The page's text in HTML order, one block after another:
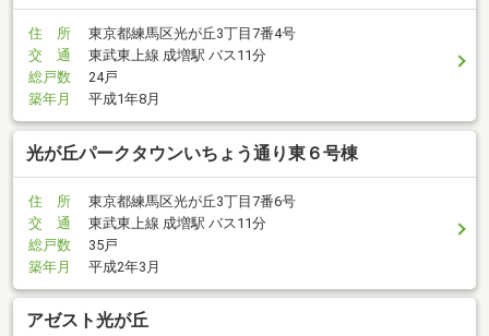
住 所
東京都練馬区光が丘3丁目7番4号
交 通
東武東上線 成増駅 バス11分
総戸数
24戸
築年月
平成1年8月
光が丘パークタウンいちょう通り東６号棟
住 所
東京都練馬区光が丘3丁目7番6号
交 通
東武東上線 成増駅 バス11分
総戸数
35戸
築年月
平成2年3月
アゼスト光が丘